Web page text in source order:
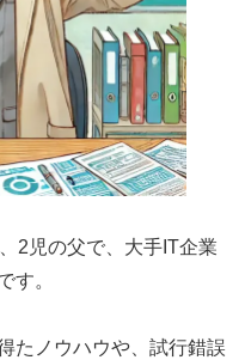
2児の父で、大手IT企業
す。
たノウハウや、試行錯誤